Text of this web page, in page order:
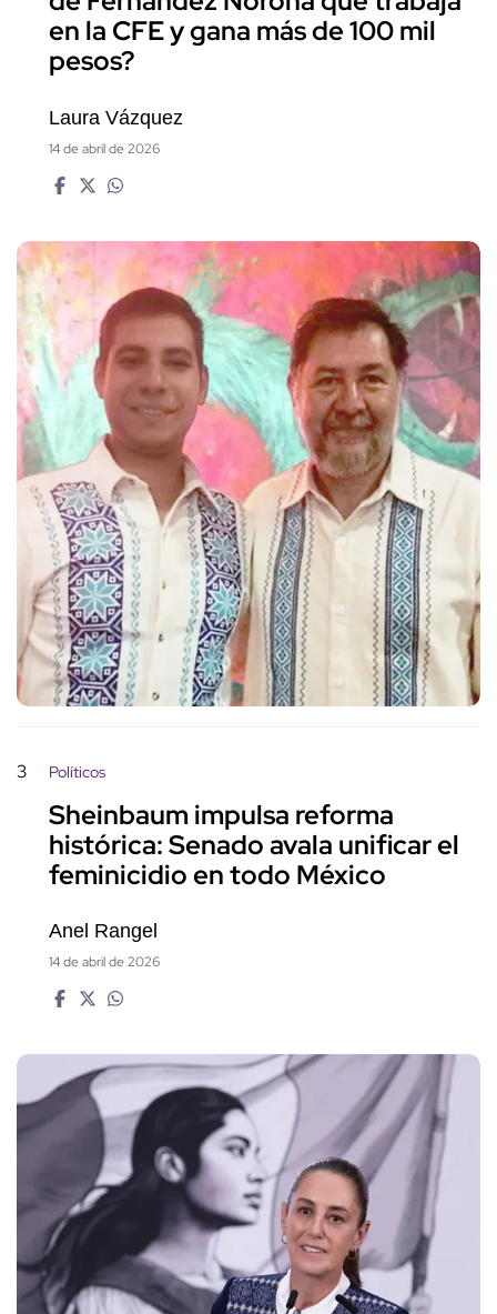
en la CFE y gana más de 100 mil
pesos?
Laura Vázquez
14 de abril de 2026
3 Políticos
Sheinbaum impulsa reforma
histórica: Senado avala unificar el
feminicidio en todo México
Anel Rangel
14 de abril de 2026